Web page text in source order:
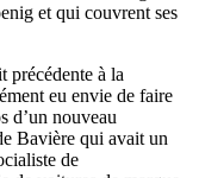
et qui couvrent ses
précédente à la
eu envie de faire
d’un nouveau
Bavière qui avait un
de